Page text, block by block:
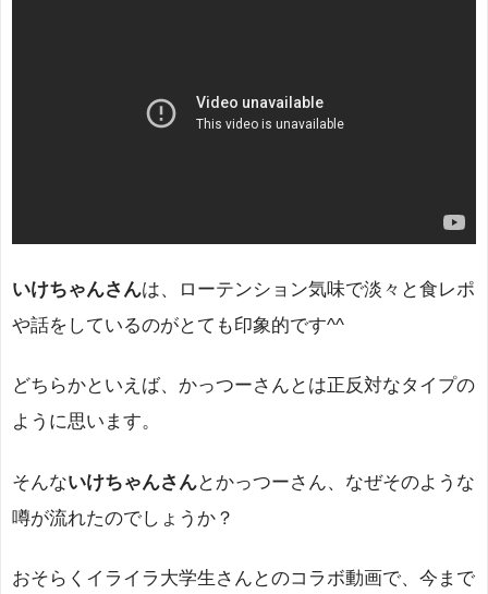
いけちゃんさんは、ローテンション気味で淡々と食レポ
や話をしているのがとても印象的です^^
どちらかといえば、かっつーさんとは正反対なタイプの
ように思います。
そんないけちゃんさんとかっつーさん、なぜそのような
噂が流れたのでしょうか？
おそらくイライラ大学生さんとのコラボ動画で、今まで